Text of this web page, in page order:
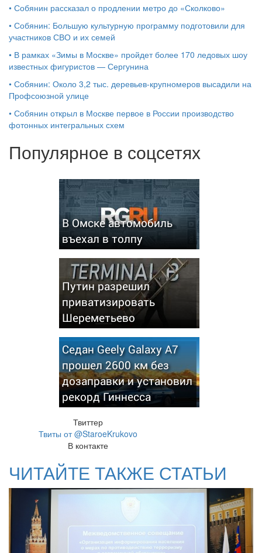
• Собянин рассказал о продлении метро до «Сколково»
• Собянин: Большую культурную программу подготовили для
участников СВО и их семей
• В рамках «Зимы в Москве» пройдет более 170 ледовых шоу
известных фигуристов — Сергунина
• Собянин: Около 3,2 тыс. деревьев-крупномеров высадили на
Профсоюзной улице
• Собянин открыл в Москве первое в России производство
фотонных интегральных схем
Популярное в соцсетях
В Омске автомобиль
въехал в толпу
Путин разрешил
приватизировать
Шереметьево
Седан Geely Galaxy A7
прошел 2600 км без
дозаправки и установил
рекорд Гиннесса
Твиттер
Твиты от @StaroeKrukovo
В контакте
ЧИТАЙТЕ ТАКЖЕ СТАТЬИ